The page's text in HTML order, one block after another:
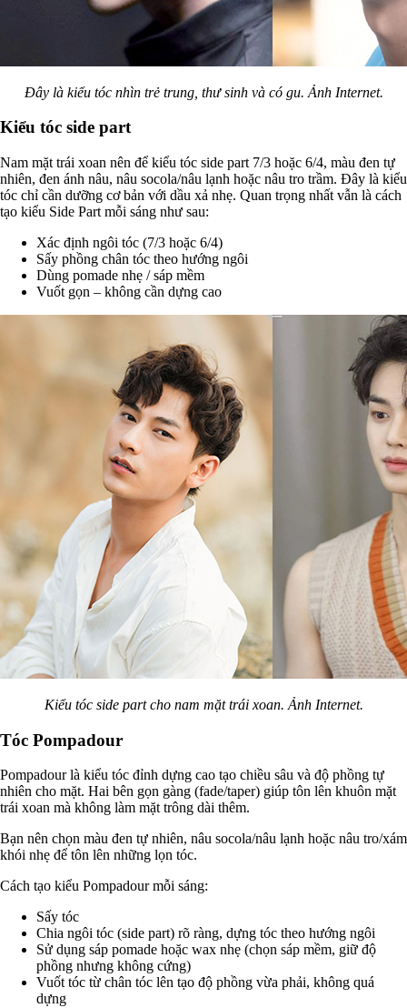
Đây là kiểu tóc nhìn trẻ trung, thư sinh và có gu. Ảnh Internet.
Kiểu tóc side part
Nam mặt trái xoan nên để kiểu tóc side part 7/3 hoặc 6/4, màu đen tự
nhiên, đen ánh nâu, nâu socola/nâu lạnh hoặc nâu tro trầm. Đây là kiểu
tóc chỉ cần dưỡng cơ bản với dầu xả nhẹ. Quan trọng nhất vẫn là cách
tạo kiểu Side Part mỗi sáng như sau:
Xác định ngôi tóc (7/3 hoặc 6/4)
Sấy phồng chân tóc theo hướng ngôi
Dùng pomade nhẹ / sáp mềm
Vuốt gọn – không cần dựng cao
Kiểu tóc side part cho nam mặt trái xoan. Ảnh Internet.
Tóc Pompadour
Pompadour là kiểu tóc đỉnh dựng cao tạo chiều sâu và độ phồng tự
nhiên cho mặt. Hai bên gọn gàng (fade/taper) giúp tôn lên khuôn mặt
trái xoan mà không làm mặt trông dài thêm.
Bạn nên chọn màu đen tự nhiên, nâu socola/nâu lạnh hoặc nâu tro/xám
khói nhẹ để tôn lên những lọn tóc.
Cách tạo kiểu Pompadour mỗi sáng:
Sấy tóc
Chia ngôi tóc (side part) rõ ràng, dựng tóc theo hướng ngôi
Sử dụng sáp pomade hoặc wax nhẹ (chọn sáp mềm, giữ độ
phồng nhưng không cứng)
Vuốt tóc từ chân tóc lên tạo độ phồng vừa phải, không quá
dựng